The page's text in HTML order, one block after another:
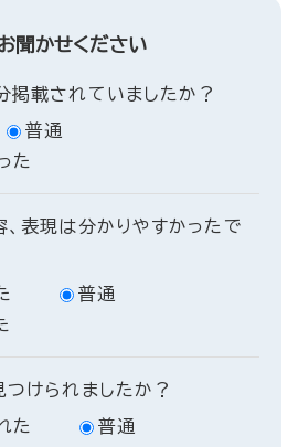
聞かせください
掲載されていましたか？
普通
た
表現は分かりやすかったで
普通
けられましたか？
た
普通